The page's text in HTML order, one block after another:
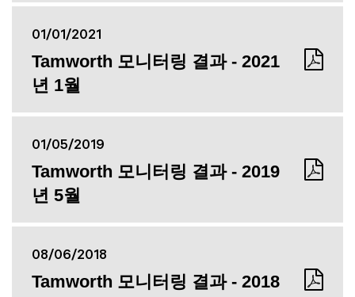
01/01/2021
Tamworth 모니터링 결과 - 2021
년 1월
01/05/2019
Tamworth 모니터링 결과 - 2019
년 5월
08/06/2018
Tamworth 모니터링 결과 - 2018